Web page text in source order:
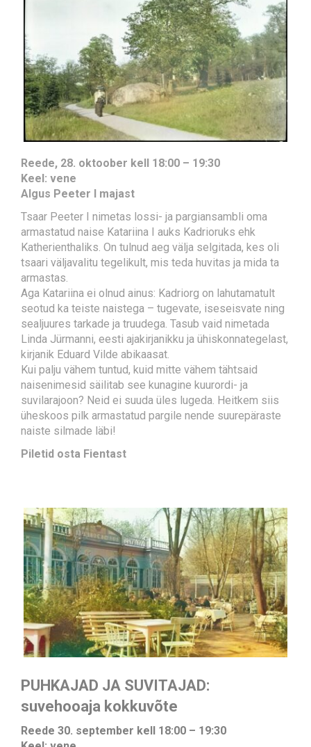
Reede, 28. oktoober kell 18:00 – 19:30
Keel: vene
Algus Peeter I majast
Tsaar Peeter I nimetas lossi- ja pargiansambli oma
armastatud naise Katariina I auks Kadrioruks ehk
Katherienthaliks. On tulnud aeg välja selgitada, kes oli
tsaari väljavalitu tegelikult, mis teda huvitas ja mida ta
armastas.
Aga Katariina ei olnud ainus: Kadriorg on lahutamatult
seotud ka teiste naistega – tugevate, iseseisvate ning
sealjuures tarkade ja truudega. Tasub vaid nimetada
Linda Jürmanni, eesti ajakirjanikku ja ühiskonnategelast,
kirjanik Eduard Vilde abikaasat.
Kui palju vähem tuntud, kuid mitte vähem tähtsaid
naisenimesid säilitab see kunagine kuurordi- ja
suvilarajoon? Neid ei suuda üles lugeda. Heitkem siis
üheskoos pilk armastatud pargile nende suurepäraste
naiste silmade läbi!
Piletid osta Fientast
PUHKAJAD JA SUVITAJAD:
suvehooaja kokkuvõte
Reede 30. september kell 18:00 – 19:30